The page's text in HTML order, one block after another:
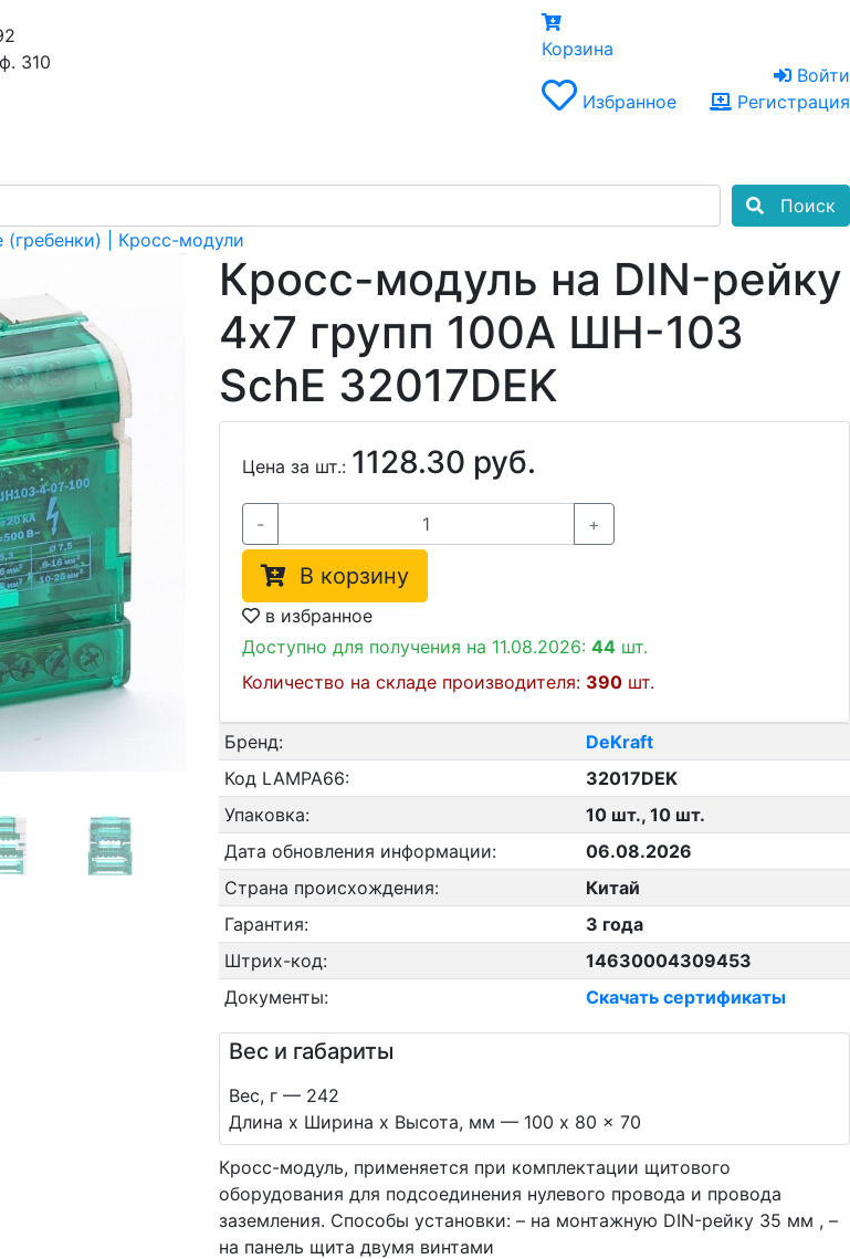
310
Корзина
Избранное
Войти
Регистрация
Поиск
| Кросс-модули
Кросс-модуль на DIN-рейку
4х7 групп 100А ШН-103
SchE 32017DEK
Цена за шт.: 1128.30 руб.
- +
В корзину
в избранное
Доступно для получения на 11.08.2026: 44шт.
Количество на складе производителя: 390шт.
Бренд:
DeKraft
Код LAMPA66:
32017DEK
Упаковка:
10 шт., 10 шт.
Дата обновления информации:
06.08.2026
Страна происхождения:
Китай
Гарантия:
3 года
Штрих-код:
14630004309453
Документы:
Скачать сертификаты
Вес и габариты
Вес, г — 242
Длина х Ширина х Высота, мм — 100 x 80 x 70
Кросс-модуль, применяется при комплектации щитового
оборудования для подсоединения нулевого провода и провода
заземления. Способы установки: – на монтажную DIN-рейку 35 мм , –
на панель щита двумя винтами